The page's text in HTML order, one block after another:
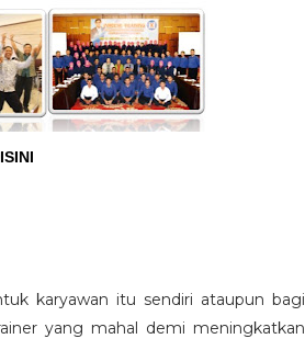
karyawan itu sendiri ataupun bagi
yang mahal demi meningkatkan